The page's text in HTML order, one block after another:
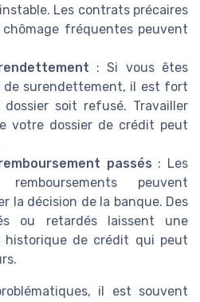
Les contrats précaires
fréquentes peuvent
: Si vous êtes
surendettement, il est fort
soit refusé. Travailler
votre dossier de crédit peut
passés : Les
peuvent
la décision de la banque. Des
ou retardés laissent une
historique de crédit qui peut
il est souvent